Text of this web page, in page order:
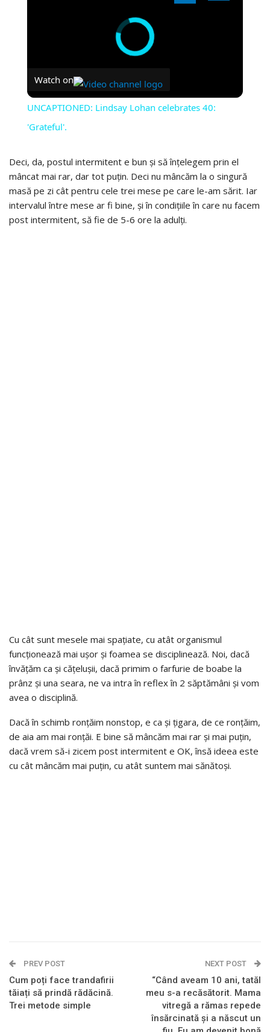
Watch on
UNCAPTIONED: Lindsay Lohan celebrates 40:
'Grateful'.
Deci, da, postul intermitent e bun și să înțelegem prin el
mâncat mai rar, dar tot puțin. Deci nu mâncăm la o singură
masă pe zi cât pentru cele trei mese pe care le-am sărit. Iar
intervalul între mese ar fi bine, și în condițiile în care nu facem
post intermitent, să fie de 5-6 ore la adulți.
Cu cât sunt mesele mai spațiate, cu atât organismul
funcționează mai ușor și foamea se disciplinează. Noi, dacă
învățăm ca și cățelușii, dacă primim o farfurie de boabe la
prânz și una seara, ne va intra în reflex în 2 săptămâni și vom
avea o disciplină.
Dacă în schimb ronțăim nonstop, e ca și țigara, de ce ronțăim,
de aia am mai ronțăi. E bine să mâncăm mai rar și mai puțin,
dacă vrem să-i zicem post intermitent e OK, însă ideea este
cu cât mâncăm mai puțin, cu atât suntem mai sănătoși.
PREV POST
Cum poți face trandafirii
tăiați să prindă rădăcină.
Trei metode simple
NEXT POST
“Când aveam 10 ani, tatăl
meu s-a recăsătorit. Mama
vitregă a rămas repede
însărcinată și a născut un